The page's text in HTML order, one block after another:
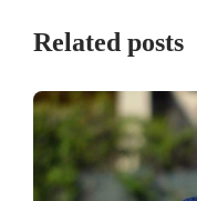
Related posts